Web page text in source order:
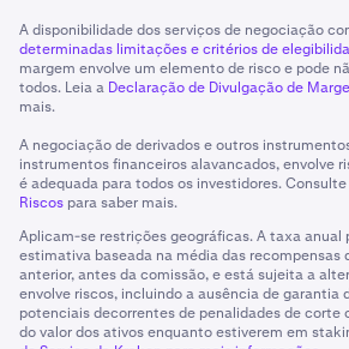
A disponibilidade dos serviços de negociação
determinadas limitações e critérios de
margem envolve um elemento de risco e pode
todos. Leia a Declaração de Divulgação de
mais.
A negociação de derivados e outros
instrumentos financeiros alavancados, envolve
é adequada para todos os investidores.
Riscos para saber mais.
Aplicam-se restrições geográficas. A taxa anual
estimativa baseada na média das recompensas
anterior, antes da comissão, e está sujeita a
envolve riscos, incluindo a ausência de garantia
potenciais decorrentes de penalidades de corte
do valor dos ativos enquanto estiverem em